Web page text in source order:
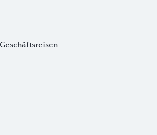
Geschäftsreisen